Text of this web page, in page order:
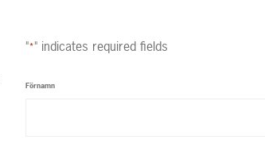
"*" indicates required fields
Förnamn